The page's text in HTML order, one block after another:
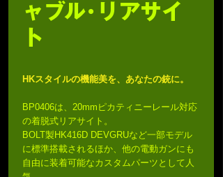
ャブル･リアサイ
ト
HKスタイルの機能美を、あなたの銃に。
BP0406は、20mmピカティニーレール対応
の着脱式リアサイト。
BOLT製HK416D DEVGRUなど一部モデル
に標準搭載されるほか、他の電動ガンにも
自由に装着可能なカスタムパーツとして人